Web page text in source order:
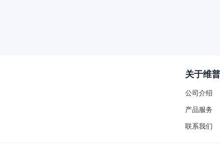
关于维普
公司介绍
产品服务
联系我们